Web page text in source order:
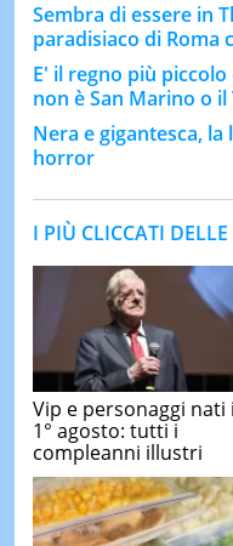
Sembra di essere in
paradisiaco di Roma
E' il regno più
non è San Marino o il
Nera e gigantesca,
horror
I PIÙ CLICCATI
Vip e personaggi nati
1° agosto: tutti i
compleanni illustri